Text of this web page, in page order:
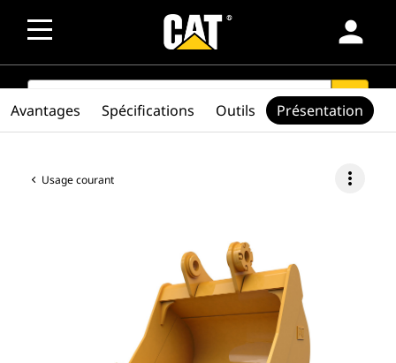
person
SEARCH search
Usage courant more_vert
Avantages Spécifications Outils Présentation